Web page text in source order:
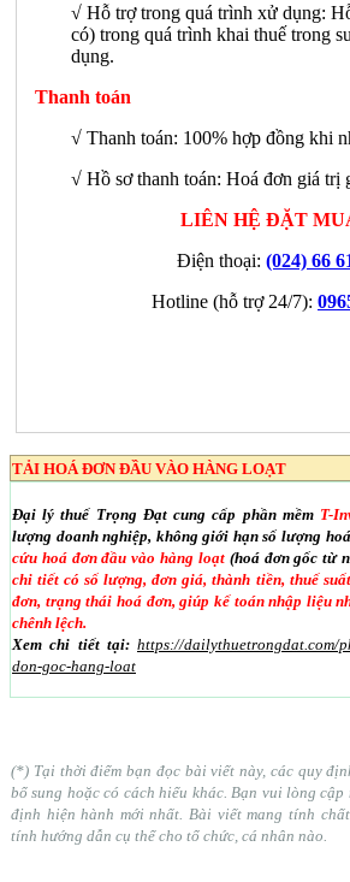
√ Hỗ trợ trong quá trình xử dụng:
có) trong quá trình khai thuế trong
dụng.
Thanh toán
√ Thanh toán: 100% hợp đồng khi
√ Hồ sơ thanh toán: Hoá đơn giá trị
LIÊN HỆ ĐẶT
Điện thoại: (024) 66
Hotline (hỗ trợ 24/7):
TẢI HOÁ ĐƠN ĐẦU VÀO HÀNG LOẠT
Đại lý thuế Trọng Đạt cung cấp phần mềm T-
lượng doanh nghiệp, không giới hạn số lượng
cứu hoá đơn đầu vào hàng loạt(hoá đơn gốc từ
chi tiết có số lượng, đơn giá, thành tiền, thuế
đơn, trạng thái hoá đơn, giúp kế toán nhập liệu
chênh lệch.
Xem chi tiết tại: https://dailythuetrongdat.com/
don-goc-hang-loat
(*) Tại thời điểm bạn đọc bài viết này, các quy
bổ sung hoặc có cách hiểu khác. Bạn vui lòng
định hiện hành mới nhất. Bài viết mang tính
tính hướng dẫn cụ thể cho tổ chức, cá nhân nào.